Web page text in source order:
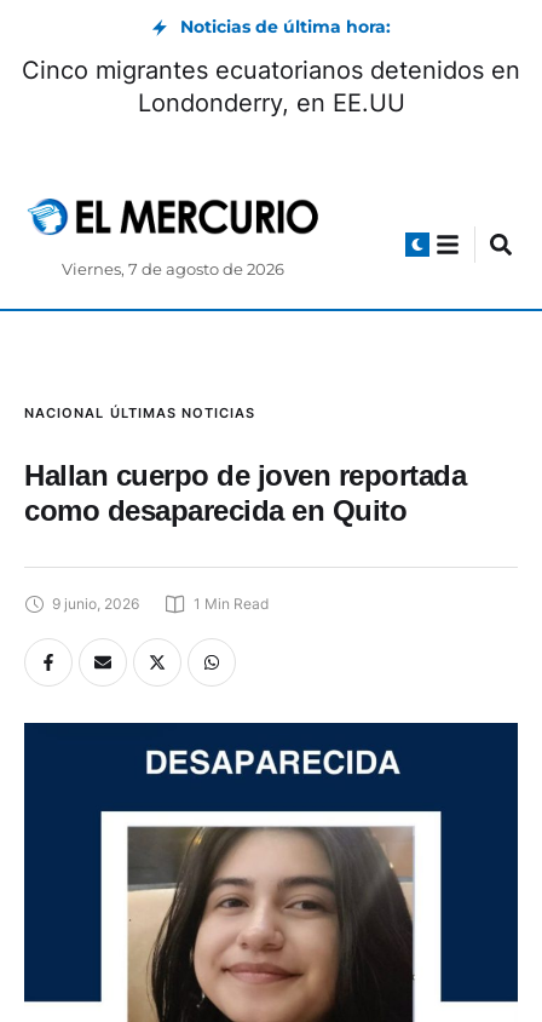
Noticias de última hora:
Cinco migrantes ecuatorianos detenidos en
Londonderry, en EE.UU
Viernes, 7 de agosto de 2026
NACIONAL ÚLTIMAS NOTICIAS
Hallan cuerpo de joven reportada
como desaparecida en Quito
9 junio, 2026 1 Min Read